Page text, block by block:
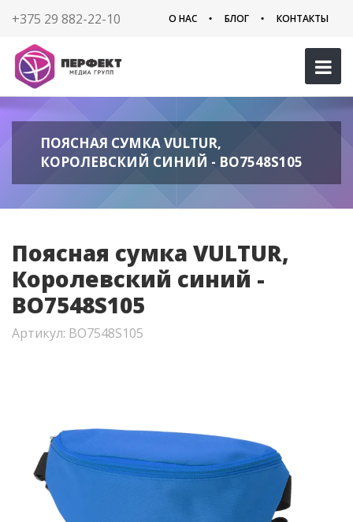
+375 29 882-22-10 О НАС БЛОГ КОНТАКТЫ
ПОЯСНАЯ СУМКА VULTUR,
КОРОЛЕВСКИЙ СИНИЙ - BO7548S105
Поясная сумка VULTUR,
Королевский синий -
BO7548S105
Артикул: BO7548S105